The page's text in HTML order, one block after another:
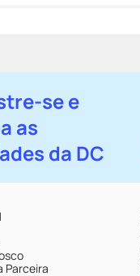
se e
as
da DC
Parceira